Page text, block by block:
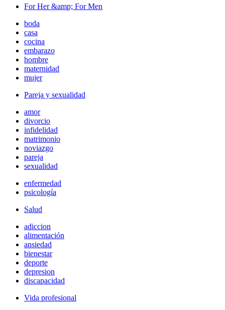
For Her &amp; For Men
boda
casa
cocina
embarazo
hombre
maternidad
mujer
Pareja y sexualidad
amor
divorcio
infidelidad
matrimonio
noviazgo
pareja
sexualidad
enfermedad
psicología
Salud
adiccion
alimentación
ansiedad
bienestar
deporte
depresion
discapacidad
Vida profesional